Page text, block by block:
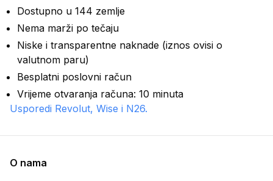
Dostupno u 144 zemlje
Nema marži po tečaju
Niske i transparentne naknade (iznos ovisi o
valutnom paru)
Besplatni poslovni račun
Vrijeme otvaranja računa: 10 minuta
Usporedi Revolut, Wise i N26.
O nama